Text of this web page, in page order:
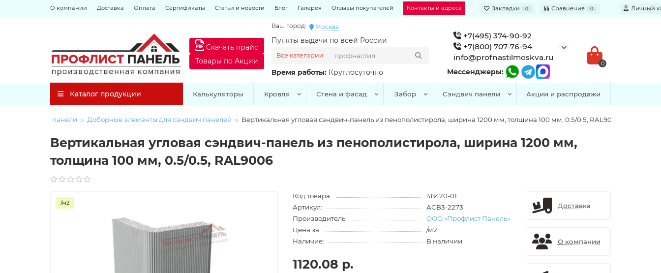
О компании Доставка Оплата Сертификаты Статьи и новости Блог Галерея Отзывы покупателей Контакты и адреса Закладки 0 Сравнение 0 Личный
Ваш город: Москва
Пункты выдачи по всей России
Время работы: Круглосуточно
Все категории
Скачать прайс
Товары по Акции
+7(495) 374-90-92
+7(800) 707-76-94
info@profnastilmoskva.ru
Мессенджеры:
0
Каталог продукции Калькуляторы Кровля Стена и фасад Забор Сэндвич панели Акции и распродажи
Сэндвич панели Доборные элементы для сэндвич панелей Вертикальная угловая сэндвич-панель из пенополистирола, ширина 1200 мм, толщина 100 мм, 0.5/0.5, RAL9006
Вертикальная угловая сэндвич-панель из пенополистирола, ширина 1200 мм,
толщина 100 мм, 0.5/0.5, RAL9006
/м2
Код товара:
48420-01
Артикул:
АСВ3-2273
Производитель:
ООО «Профлист Панель»
Цена за:
/м2
Наличие:
В наличии
1120.08 р.
Доставка
О компании